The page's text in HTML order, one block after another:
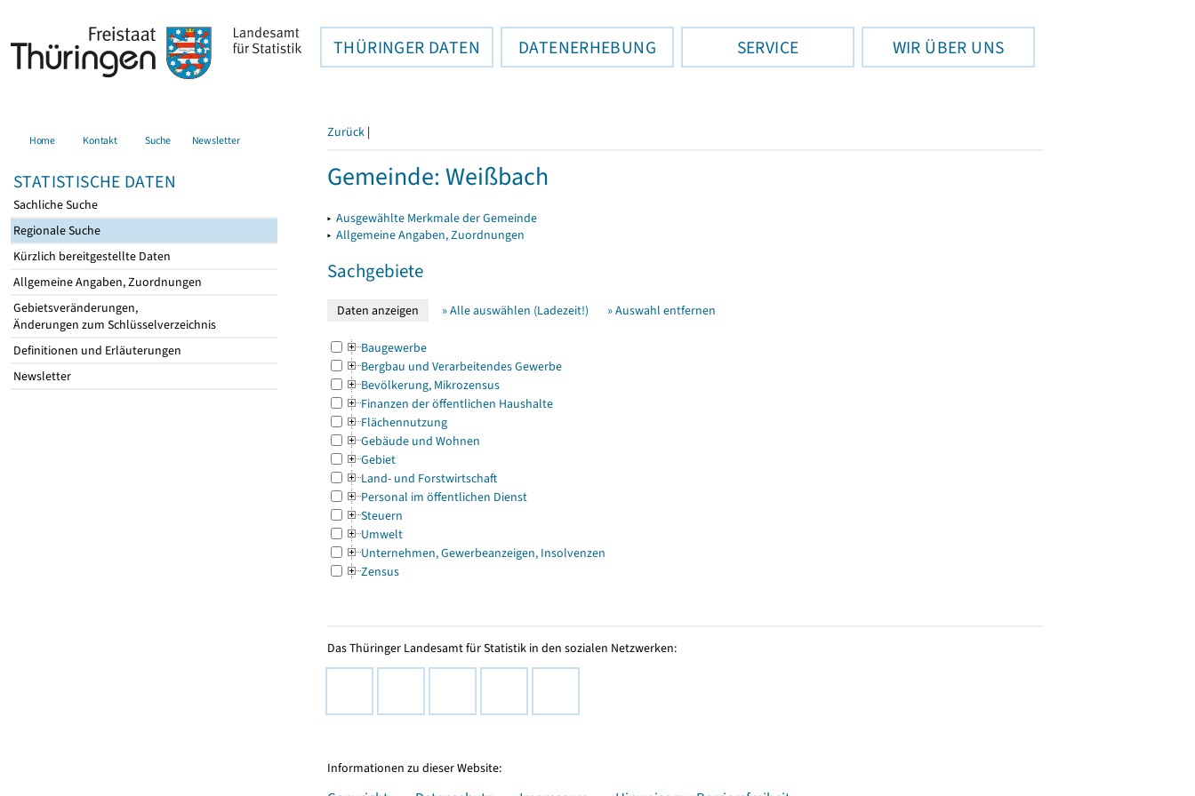
THÜRINGER DATEN DATENERHEBUNG SERVICE WIR ÜBER UNS
Home Kontakt Suche Newsletter
STATISTISCHE DATEN
Sachliche Suche
Regionale Suche
Kürzlich bereitgestellte Daten
Allgemeine Angaben, Zuordnungen
Gebietsveränderungen,
Änderungen zum Schlüsselverzeichnis
Definitionen und Erläuterungen
Newsletter
Zurück |
Gemeinde: Weißbach
▸ Ausgewählte Merkmale der Gemeinde
▸ Allgemeine Angaben, Zuordnungen
Sachgebiete
» Alle auswählen (Ladezeit!) » Auswahl entfernen
Baugewerbe
Bergbau und Verarbeitendes Gewerbe
Bevölkerung, Mikrozensus
Finanzen der öffentlichen Haushalte
Flächennutzung
Gebäude und Wohnen
Gebiet
Land- und Forstwirtschaft
Personal im öffentlichen Dienst
Steuern
Umwelt
Unternehmen, Gewerbeanzeigen, Insolvenzen
Zensus
Das Thüringer Landesamt für Statistik in den sozialen Netzwerken:
Informationen zu dieser Website: